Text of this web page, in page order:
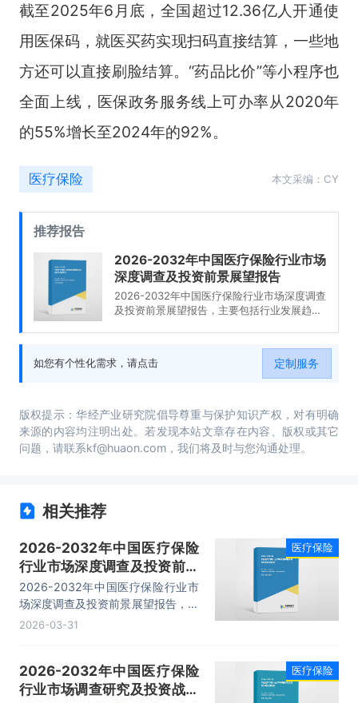
截至2025年6 月底，全国超过12.36亿人开通使
用医保码，就医买药实现扫码直接结算，一些地
方还可以直接刷脸结算。“药品比价”等小程序也
全面上线，医保政务服务线上可办率从2020年
的55%增长至2024年的92%。
医疗保险 本文采编：CY
推荐报告
2026-2032年中国医疗保险行业市场
深度调查及投资前景展望报告
2026-2032年中国医疗保险行业市场深度调查
及投资前景展望报告，主要包括行业发展趋势
如您有个性化需求，请点击
定制服务
版权提示：华经产业研究院倡导尊重与保护知识产权，对有明确
来源的内容均注明出处。若发现本站文章存在内容、版权或其它
问题，请联系kf@huaon.com，我们将及时与您沟通处理。
相关推荐
2026-2032年中国医疗保险
行业市场深度调查及投资前景
展望报告
2026-2032年中国医疗保险行业市
场深度调查及投资前景展望报告，主
要包括行业发展趋势预测分析、投资
2026-03-31
医疗保险
2026-2032年中国医疗保险
行业市场调查研究及投资战略
医疗保险